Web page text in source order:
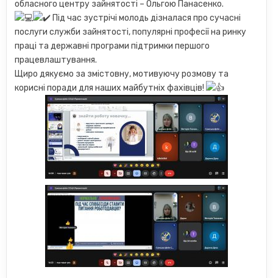
обласного центру зайнятості – Ольгою Панасенко.
Під час зустрічі молодь дізналася про сучасні
послуги служби зайнятості, популярні професії на ринку
праці та державні програми підтримки першого
працевлаштування.
Щиро дякуємо за змістовну, мотивуючу розмову та
корисні поради для наших майбутніх фахівців!